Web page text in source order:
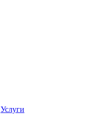
Услуги